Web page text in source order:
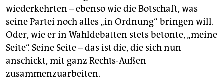
wiederkehrten – ebenso wie die Botschaft, was
seine Partei noch alles „in Ordnung“ bringen will.
Oder, wie er in Wahldebatten stets betonte, „meine
Seite“. Seine Seite – das ist die, die sich nun
anschickt, mit ganz Rechts-Außen
zusammenzuarbeiten.